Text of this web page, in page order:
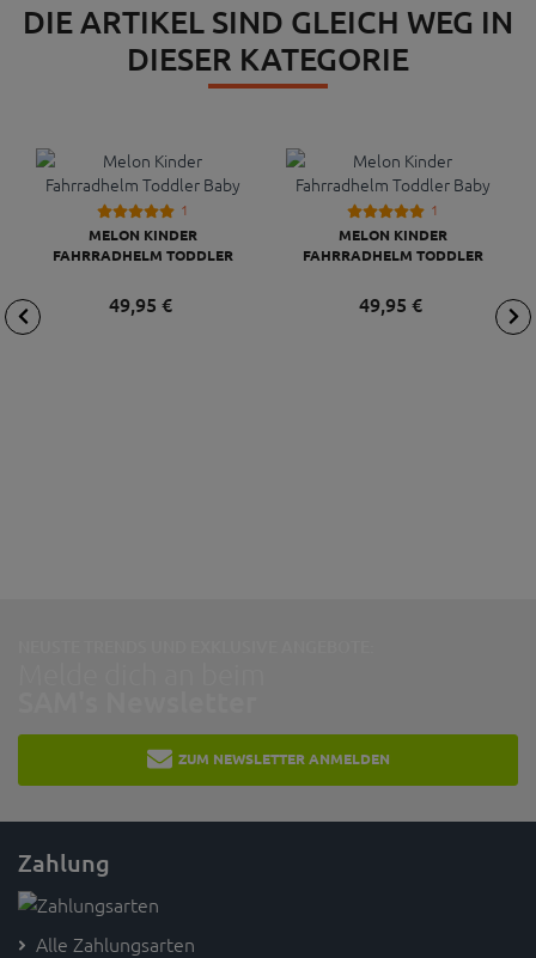
DIE ARTIKEL SIND GLEICH WEG IN
DIESER KATEGORIE
1
MELON KINDER
FAHRRADHELM TODDLER
49,95 €
1
MELON KINDER
FAHRRADHELM TODDLER
49,95 €
ZUM NEWSLETTER ANMELDEN
Zahlung
Alle Zahlungsarten